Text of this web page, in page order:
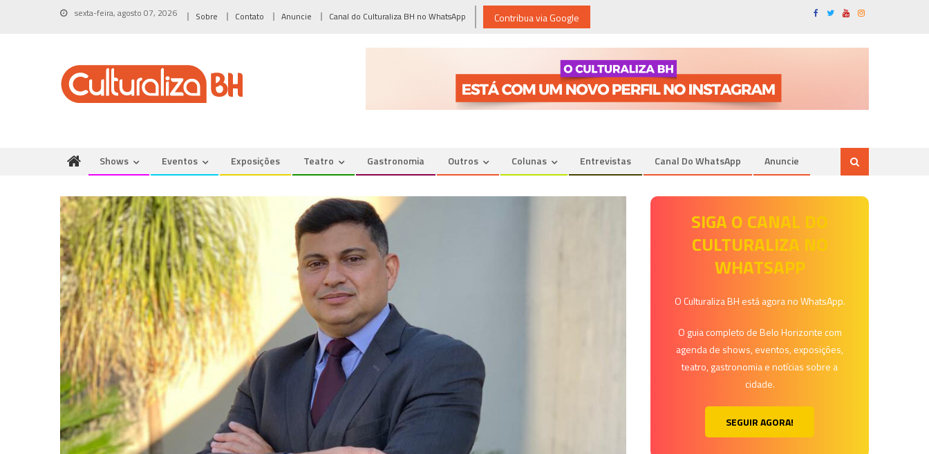
sexta-feira, agosto 07, 2026 Sobre Contato Anuncie Canal do Culturaliza BH no WhatsApp Contribua via Google
Shows Eventos Exposições Teatro Gastronomia Outros Colunas Entrevistas Canal Do WhatsApp Anuncie
SIGA O CANAL DO
CULTURALIZA NO
WHATSAPP
O Culturaliza BH está agora no WhatsApp.
O guia completo de Belo Horizonte com
agenda de shows, eventos, exposições,
teatro, gastronomia e notícias sobre a
cidade.
SEGUIR AGORA!